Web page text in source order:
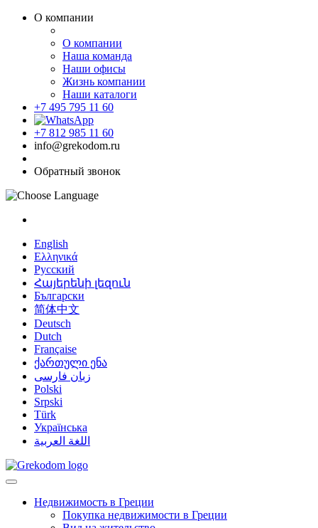
О компании
О компании
Наша команда
Наши офисы
Жизнь компании
Наши каталоги
+7 495 795 11 60
+7 812 985 11 60
info@grekodom.ru
Обратный звонок
English
Ελληνικά
Русский
Հայերենի լեզուն
Български
简体中文
Deutsch
Dutch
Française
ქართული ენა
زبان فارسی
Polski
Srpski
Türk
Українська
اللغة العربية
Недвижимость в Греции
Покупка недвижимости в Греции